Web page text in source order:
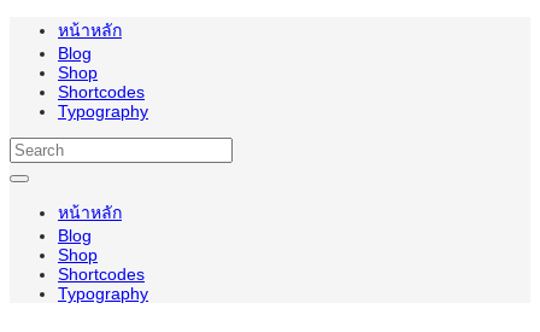
หน้าหลัก
Blog
Shop
Shortcodes
Typography
หน้าหลัก
Blog
Shop
Shortcodes
Typography